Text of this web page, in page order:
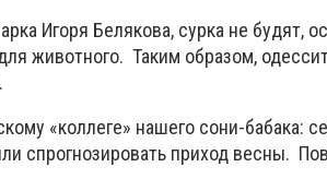
Игоря Белякова, сурка не будят,
животного. Таким образом,
«коллеге» нашего сони-бабака:
спрогнозировать приход весны.